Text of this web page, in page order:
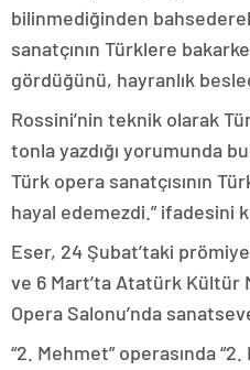
bilinmediğinden
sanatçının Türklere
gördüğünü, hayranlık
Rossini’nin teknik olarak
tonla yazdığı yorumunda
Türk opera sanatçısının
hayal edemezdi.” ifadesini
Eser, 24 Şubat’taki
ve 6 Mart’ta Atatürk Kültür
Opera Salonu’nda
“2. Mehmet” operasında